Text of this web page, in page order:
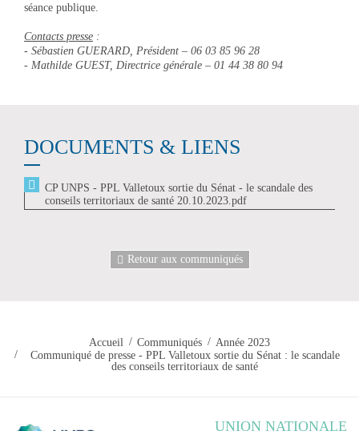
séance publique.
Contacts presse :
- Sébastien GUERARD, Président – 06 03 85 96 28
- Mathilde GUEST, Directrice générale – 01 44 38 80 94
DOCUMENTS & LIENS
CP UNPS - PPL Valletoux sortie du Sénat - le scandale des
conseils territoriaux de santé 20.10.2023.pdf
Retour aux communiqués
Accueil Communiqués
Année 2023
Communiqué de presse - PPL Valletoux sortie du Sénat : le scandale
des conseils territoriaux de santé
UNION NATIONALE